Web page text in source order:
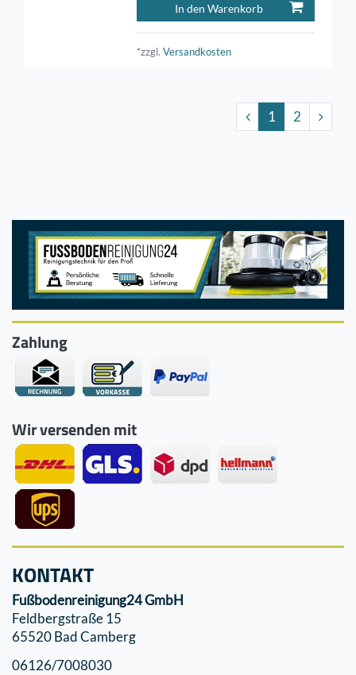
In den Warenkorb
*zzgl.Versandkosten
1 2
Zahlung
Wir versenden mit
KONTAKT
Fußbodenreinigung24 GmbH
Feldbergstraße 15
65520 Bad Camberg
06126/7008030